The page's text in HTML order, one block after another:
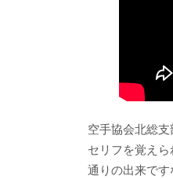
空手協会北総支
セリフを覚え
通りの出来です